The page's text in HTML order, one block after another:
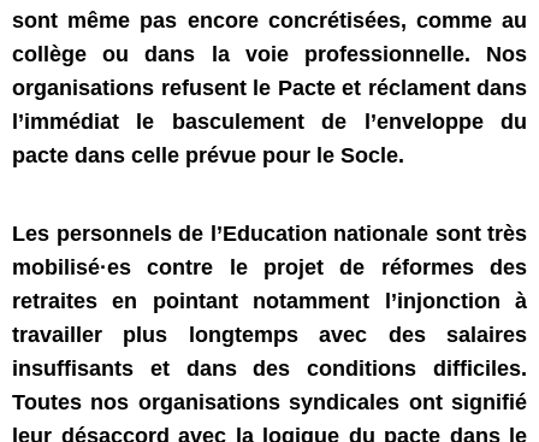
sont même pas encore concrétisées, comme au
collège ou dans la voie professionnelle. Nos
organisations refusent le Pacte et réclament dans
l’immédiat le basculement de l’enveloppe du
pacte dans celle prévue pour le Socle.
Les personnels de l’Education nationale sont très
mobilisé·es contre le projet de réformes des
retraites en pointant notamment l’injonction à
travailler plus longtemps avec des salaires
insuffisants et dans des conditions difficiles.
Toutes nos organisations syndicales ont signifié
leur désaccord avec la logique du pacte dans le